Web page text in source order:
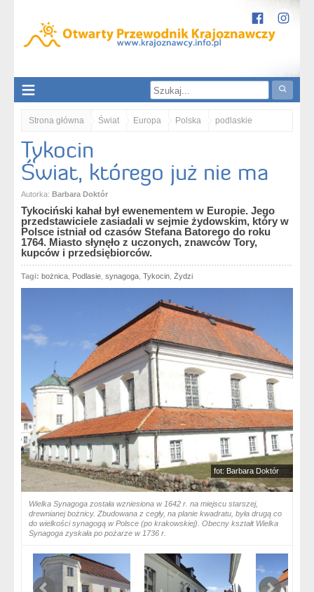
Strona główna Świat Europa Polska podlaskie
Podlasie Dolina Narwi
Tykocin
Świat, którego już nie ma
Autorka: Barbara Doktór
Tykociński kahał był ewenementem w Europie. Jego
przedstawiciele zasiadali w sejmie żydowskim, który w
Polsce istniał od czasów Stefana Batorego do roku
1764. Miasto słynęło z uczonych, znawców Tory,
kupców i przedsiębiorców.
Tagi: bożnica Podlasie synagoga Tykocin Żydzi
fot: Barbara Doktór
Wielka Synagoga została wzniesiona w 1642 r. na miejscu starszej,
drewnianej bożnicy. Zbudowana z cegły, na planie kwadratu, była drugą co
do wielkości synagogą w Polsce (po krakowskiej). Obecny kształt Wielka
Synagoga zyskała po pożarze w 1736 r.